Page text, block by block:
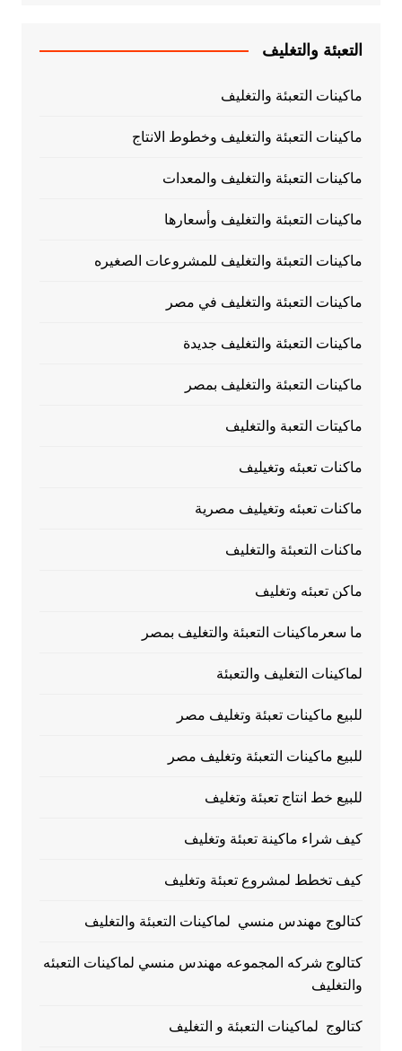
التعبئة والتغليف
ماكينات التعبئة والتغليف
ماكينات التعبئة والتغليف وخطوط الانتاج
ماكينات التعبئة والتغليف والمعدات
ماكينات التعبئة والتغليف وأسعارها
ماكينات التعبئة والتغليف للمشروعات الصغيره
ماكينات التعبئة والتغليف في مصر
ماكينات التعبئة والتغليف جديدة
ماكينات التعبئة والتغليف بمصر
ماكيتات التعبة والتغليف
ماكنات تعبئه وتغيليف
ماكنات تعبئه وتغيليف مصرية
ماكنات التعبئة والتغليف
ماكن تعبئه وتغليف
ما سعرماكينات التعبئة والتغليف بمصر
لماكينات التغليف والتعبئة
للبيع ماكينات تعبئة وتغليف مصر
للبيع ماكينات التعبئة وتغليف مصر
للبيع خط انتاج تعبئة وتغليف
كيف شراء ماكينة تعبئة وتغليف
كيف تخطط لمشروع تعبئة وتغليف
كتالوج مهندس منسي لماكينات التعبئة والتغليف
كتالوج شركه المجموعه مهندس منسي لماكينات التعبئه
والتغليف
كتالوج لماكينات التعبئة و التغليف